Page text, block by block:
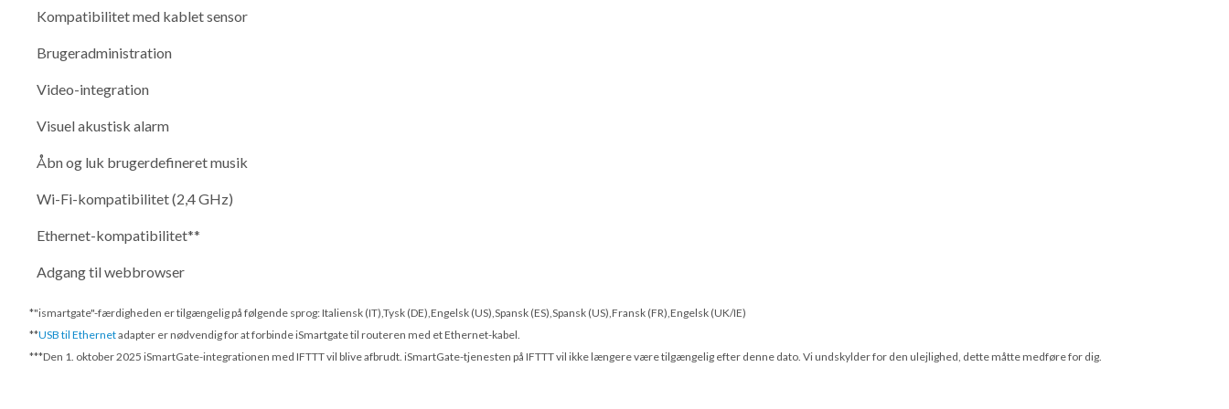
Kompatibilitet med kablet sensor
Brugeradministration
Video-integration
Visuel akustisk alarm
Åbn og luk brugerdefineret musik
Wi-Fi-kompatibilitet (2,4 GHz)
Ethernet-kompatibilitet**
Adgang til webbrowser
*"ismartgate"-færdigheden er tilgængelig på følgende sprog: Italiensk (IT),Tysk (DE),Engelsk (US),Spansk (ES),Spansk (US),Fransk (FR),Engelsk (UK/IE)
**USB til Ethernetadapter er nødvendig for at forbinde iSmartgate til routeren med et Ethernet-kabel.
***Den 1. oktober 2025 iSmartGate-integrationen med IFTTT vil blive afbrudt. iSmartGate-tjenesten på IFTTT vil ikke længere være tilgængelig efter denne dato. Vi undskylder for den ulejlighed, dette måtte medføre for dig.